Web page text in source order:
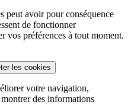
peut avoir pour conséquence
de fonctionner
vos préférences à tout moment.
les cookies
votre navigation,
des informations